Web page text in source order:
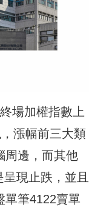
場加權指數上
漲幅前三大類
周邊，而其他
現止跌，並且
單筆4122賣單